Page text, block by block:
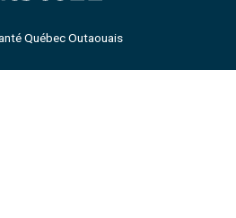
Québec Outaouais